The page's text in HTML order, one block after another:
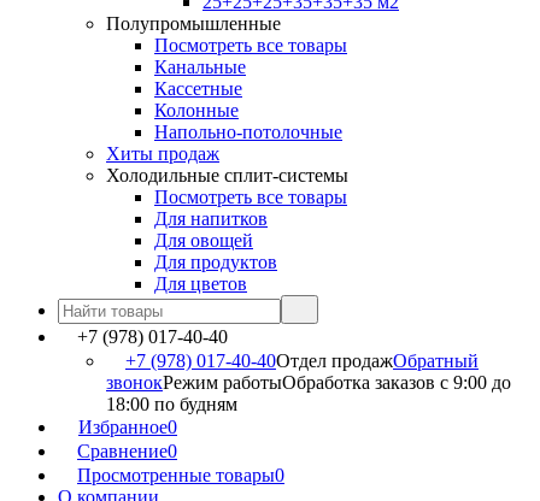
Полупромышленные
Посмотреть все товары
Канальные
Кассетные
Колонные
Напольно-потолочные
Хиты продаж
Холодильные сплит-системы
Посмотреть все товары
Для напитков
Для овощей
Для продуктов
Для цветов
+7 (978) 017-40-40
+7 (978) 017-40-40Отдел продажОбратный
звонокРежим работыОбработка заказов с 9:00 до
18:00 по будням
Избранное0
Сравнение0
Просмотренные товары0
О компании